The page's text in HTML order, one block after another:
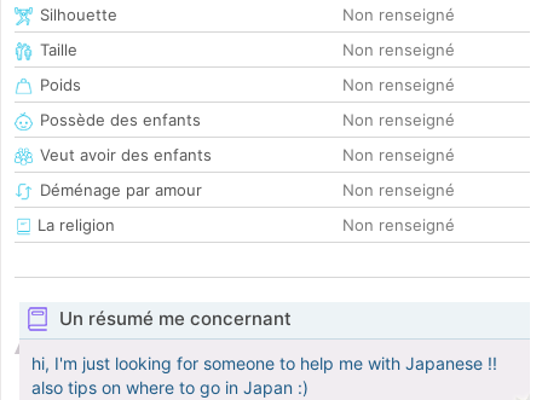
Silhouette
Non renseigné
Taille
Non renseigné
Poids
Non renseigné
Possède des enfants
Non renseigné
Veut avoir des enfants
Non renseigné
Déménage par amour
Non renseigné
La religion
Non renseigné
Un résumé me concernant
hi, I'm just looking for someone to help me with Japanese !!
also tips on where to go in Japan :)